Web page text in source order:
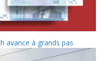
avance à grands pas